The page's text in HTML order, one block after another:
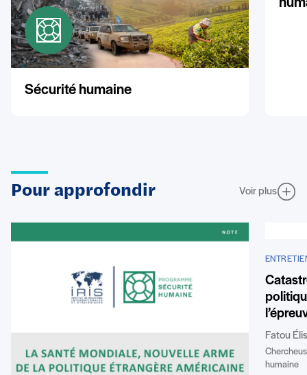
Sécurité humaine
Pour approfondir Voir plus
Fatou
humaine